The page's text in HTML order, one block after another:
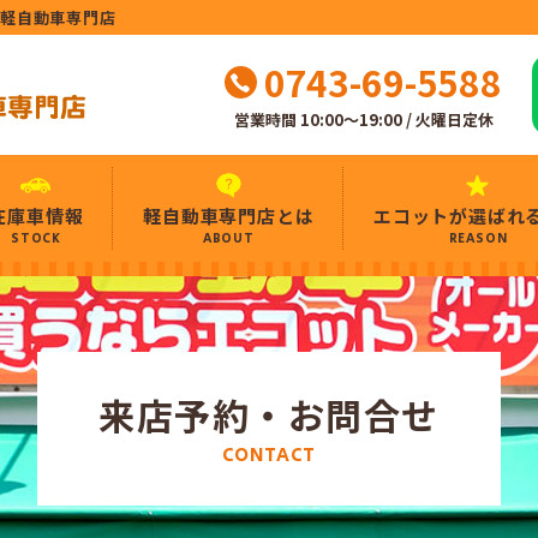
自動車専門店
0743-69-5588
営業時間 10:00～19:00 / 火曜日定休
庫車情報
STOCK
軽自動車専門店とは
ABOUT
エコットが選ばれ
REASON
来店予約・お問合せ
CONTACT